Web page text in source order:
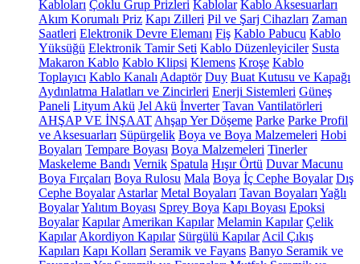
Kabloları Çoklu Grup Prizleri Kablolar Kablo Aksesuarları
Akım Korumalı Priz Kapı Zilleri Pil ve Şarj Cihazları Zaman
Saatleri Elektronik Devre Elemanı Fiş Kablo Pabucu Kablo
Yüksüğü Elektronik Tamir Seti Kablo Düzenleyiciler Susta
Makaron Kablo Kablo Klipsi Klemens Kroşe Kablo
Toplayıcı Kablo Kanalı Adaptör Duy Buat Kutusu ve Kapağı
Aydınlatma Halatları ve Zincirleri Enerji Sistemleri Güneş
Paneli Lityum Akü Jel Akü İnverter Tavan Vantilatörleri
AHŞAP VE İNŞAAT Ahşap Yer Döşeme Parke Parke Profil
ve Aksesuarları Süpürgelik Boya ve Boya Malzemeleri Hobi
Boyaları Tempare Boyası Boya Malzemeleri Tinerler
Maskeleme Bandı Vernik Spatula Hışır Örtü Duvar Macunu
Boya Fırçaları Boya Rulosu Mala Boya İç Cephe Boyalar Dış
Cephe Boyalar Astarlar Metal Boyaları Tavan Boyaları Yağlı
BoyalarYalıtım Boyası Sprey Boya Kapı Boyası Epoksi
Boyalar Kapılar Amerikan Kapılar Melamin Kapılar Çelik
Kapılar Akordiyon Kapılar Sürgülü Kapılar Acil Çıkış
Kapıları Kapı Kolları Seramik ve Fayans Banyo Seramik ve